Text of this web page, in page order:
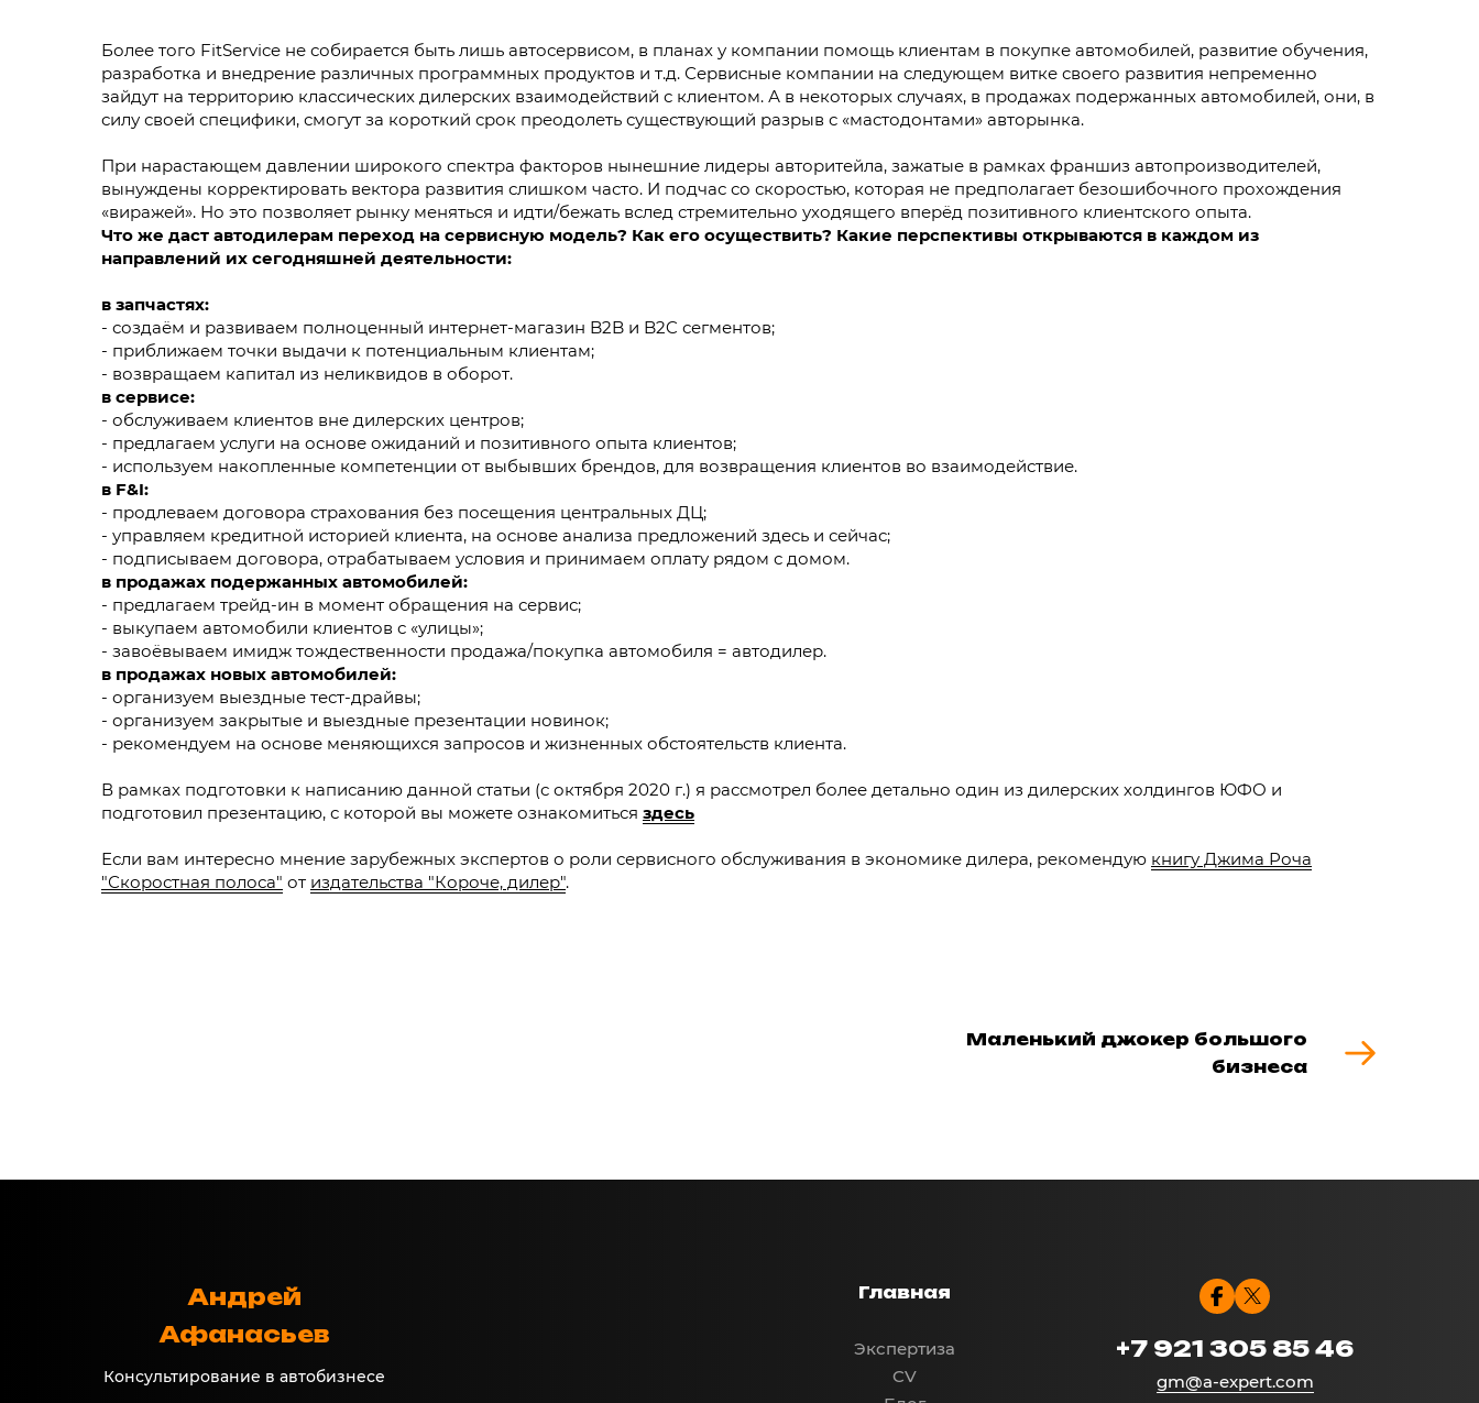
Более того FitService не собирается быть лишь автосервисом, в планах у компании помощь клиентам в покупке автомобилей, развитие обучения,
разработка и внедрение различных программных продуктов и т.д. Сервисные компании на следующем витке своего развития непременно
зайдут на территорию классических дилерских взаимодействий с клиентом. А в некоторых случаях, в продажах подержанных автомобилей, они, в
силу своей специфики, смогут за короткий срок преодолеть существующий разрыв с «мастодонтами» авторынка.
При нарастающем давлении широкого спектра факторов нынешние лидеры авторитейла, зажатые в рамках франшиз автопроизводителей,
вынуждены корректировать вектора развития слишком часто. И подчас со скоростью, которая не предполагает безошибочного прохождения
«виражей». Но это позволяет рынку меняться и идти/бежать вслед стремительно уходящего вперёд позитивного клиентского опыта.
Что же даст автодилерам переход на сервисную модель? Как его осуществить? Какие перспективы открываются в каждом из
направлений их сегодняшней деятельности:
в запчастях:
- создаём и развиваем полноценный интернет-магазин B2B и B2C сегментов;
- приближаем точки выдачи к потенциальным клиентам;
- возвращаем капитал из неликвидов в оборот.
в сервисе:
- обслуживаем клиентов вне дилерских центров;
- предлагаем услуги на основе ожиданий и позитивного опыта клиентов;
- используем накопленные компетенции от выбывших брендов, для возвращения клиентов во взаимодействие.
в F&I:
- продлеваем договора страхования без посещения центральных ДЦ;
- управляем кредитной историей клиента, на основе анализа предложений здесь и сейчас;
- подписываем договора, отрабатываем условия и принимаем оплату рядом с домом.
в продажах подержанных автомобилей:
- предлагаем трейд-ин в момент обращения на сервис;
- выкупаем автомобили клиентов с «улицы»;
- завоёвываем имидж тождественности продажа/покупка автомобиля = автодилер.
в продажах новых автомобилей:
- организуем выездные тест-драйвы;
- организуем закрытые и выездные презентации новинок;
- рекомендуем на основе меняющихся запросов и жизненных обстоятельств клиента.
В рамках подготовки к написанию данной статьи (с октября 2020 г.) я рассмотрел более детально один из дилерских холдингов ЮФО и
подготовил презентацию, с которой вы можете ознакомиться здесь
Если вам интересно мнение зарубежных экспертов о роли сервисного обслуживания в экономике дилера, рекомендую книгу Джима Роча
"Скоростная полоса" от издательства "Короче, дилер".
Маленький джокер большого
бизнеса
Андрей
Афанасьев
Консультирование в автобизнесе
Главная
Экспертиза
CV
+7 921 305 85 46
gm@a-expert.com